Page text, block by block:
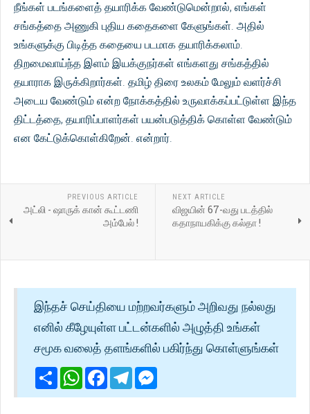
நீங்கள் படங்களைத் தயாரிக்க வேண்டுமென்றால், எங்கள்
சங்கத்தை அணுகி புதிய கதைகளை கேளுங்கள். அதில்
உங்களுக்கு பிடித்த கதையை படமாக தயாரிக்கலாம்.
திறமைவாய்ந்த இளம் இயக்குநர்கள் எங்களது சங்கத்தில்
தயாராக இருக்கிறார்கள். தமிழ் திரை உலகம் மேலும் வளர்ச்சி
அடைய வேண்டும் என்ற நோக்கத்தில் உருவாக்கப்பட்டுள்ள இந்த
திட்டத்தை, தயாரிப்பாளர்கள் பயன்படுத்திக் கொள்ள வேண்டும்
என கேட்டுக்கொள்கிறேன். என்றார்.
PREVIOUS ARTICLE
அட்லி - ஷாருக் கான் கூட்டணி
அம்பேல் !
NEXT ARTICLE
விஜயின் 67-வது படத்தில்
கதாநாயகிக்கு கல்தா !
இந்தச் செய்தியை மற்றவர்களும் அறிவது நல்லது
எனில் கீழேயுள்ள பட்டன்களில் அழுத்தி உங்கள்
சமூக வலைத் தளங்களில் பகிர்ந்து கொள்ளுங்கள்
ShareWhatsApp
Facebook
Telegram